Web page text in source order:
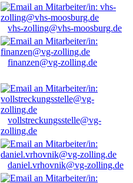
vhs-zolling@vhs-moosburg.de
finanzen@vg-zolling.de
vollstreckungsstelle@vg-
zolling.de
daniel.vrhovnik@vg-zolling.de